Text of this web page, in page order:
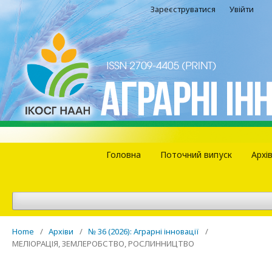
Головна Поточний випуск
Зареєструватися Увійти
Home / Архіви / № 36 (2026): Аграрні інновації
/
МЕЛІОРАЦІЯ, ЗЕМЛЕРОБСТВО, РОСЛИННИЦТВО